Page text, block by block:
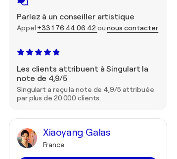
Parlez à un conseiller artistique
Appel +33 1 76 44 06 42 ounous contacter
Les clients attribuent à Singulart la
note de 4,9/5
Singulart a reçu la note de 4,9/5 attribuée
par plus de 20 000 clients.
Xiaoyang Galas
France